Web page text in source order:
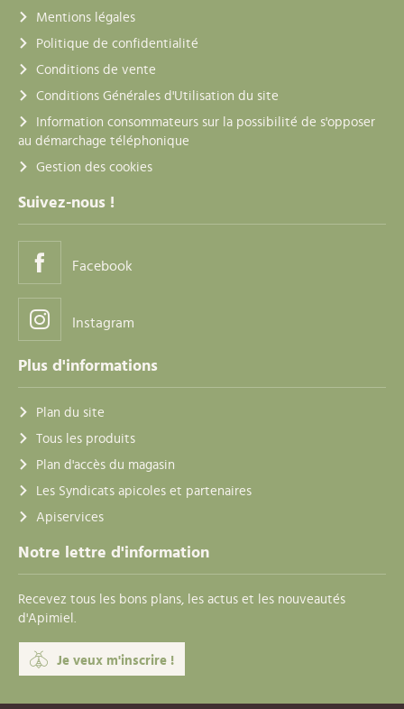
Mentions légales
Politique de confidentialité
Conditions de vente
Conditions Générales d'Utilisation du site
Information consommateurs sur la possibilité de s'opposer
au démarchage téléphonique
Gestion des cookies
Suivez-nous !
Facebook
Instagram
Plus d'informations
Plan du site
Tous les produits
Plan d'accès du magasin
Les Syndicats apicoles et partenaires
Apiservices
Notre lettre d'information
Recevez tous les bons plans, les actus et les nouveautés
d'Apimiel.
Je veux m'inscrire !